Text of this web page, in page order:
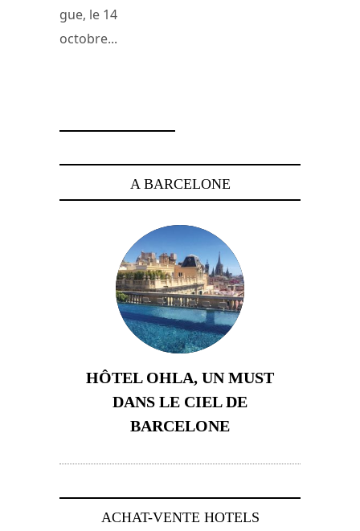
gue, le 14
octobre...
A BARCELONE
HÔTEL OHLA, UN MUST
DANS LE CIEL DE
BARCELONE
ACHAT-VENTE HOTELS